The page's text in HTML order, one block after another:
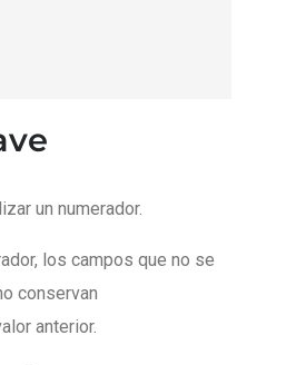
un numerador.
los campos que no se
conservan
anterior.